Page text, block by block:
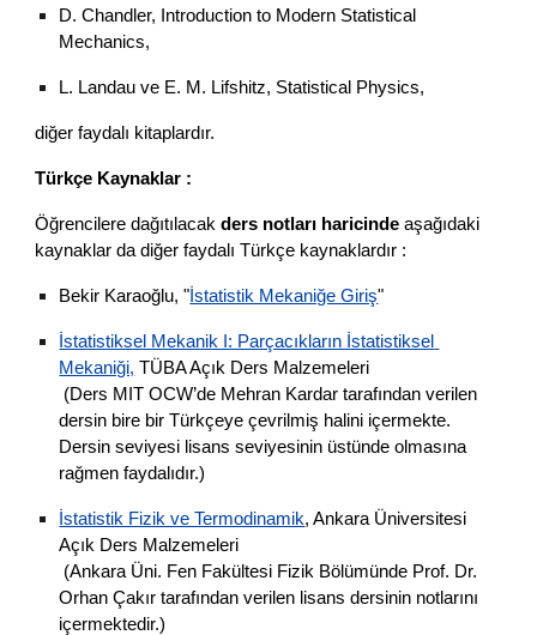
D. Chandler, Introduction to Modern Statistical
Mechanics,
L. Landau ve E. M. Lifshitz, Statistical Physics,
diğer faydalı kitaplardır.
Türkçe Kaynaklar :
Öğrencilere dağıtılacak ders notları haricinde aşağıdaki
kaynaklar da diğer faydalı Türkçe kaynaklardır :
Bekir Karaoğlu, " İstatistik Mekaniğe Giriş"
İstatistiksel Mekanik I: Parçacıkların İstatistiksel
Mekaniği, TÜBA Açık Ders Malzemeleri
dersin bire bir Türkçeye çevrilmiş halini içermekte.
Dersin seviyesi lisans seviyesinin üstünde olmasına
rağmen faydalıdır.)
İstatistik Fizik ve Termodinamik, Ankara Üniversitesi
Açık Ders Malzemeleri
Orhan Çakır tarafından verilen lisans dersinin notlarını
içermektedir.)